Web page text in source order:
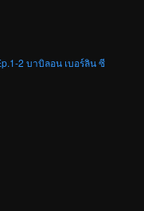
2 บาบิลอน เบอร์ลิน ซี